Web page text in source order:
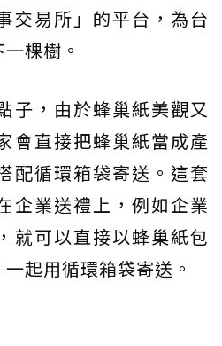
交易所」的平台，為台
棵樹。
子，由於蜂巢紙美觀又
會直接把蜂巢紙當成產
配循環箱袋寄送。這套
企業送禮上，例如企業
就可以直接以蜂巢紙包
起用循環箱袋寄送。